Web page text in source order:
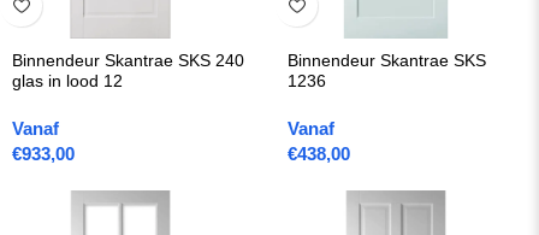
Binnendeur Skantrae SKS 240
glas in lood 12
Vanaf
€933,00
Binnendeur Skantrae SKS
1236
Vanaf
€438,00